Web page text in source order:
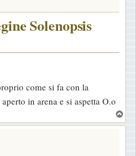
Solenopsis
come si fa con la
in arena e si aspetta O.o
o